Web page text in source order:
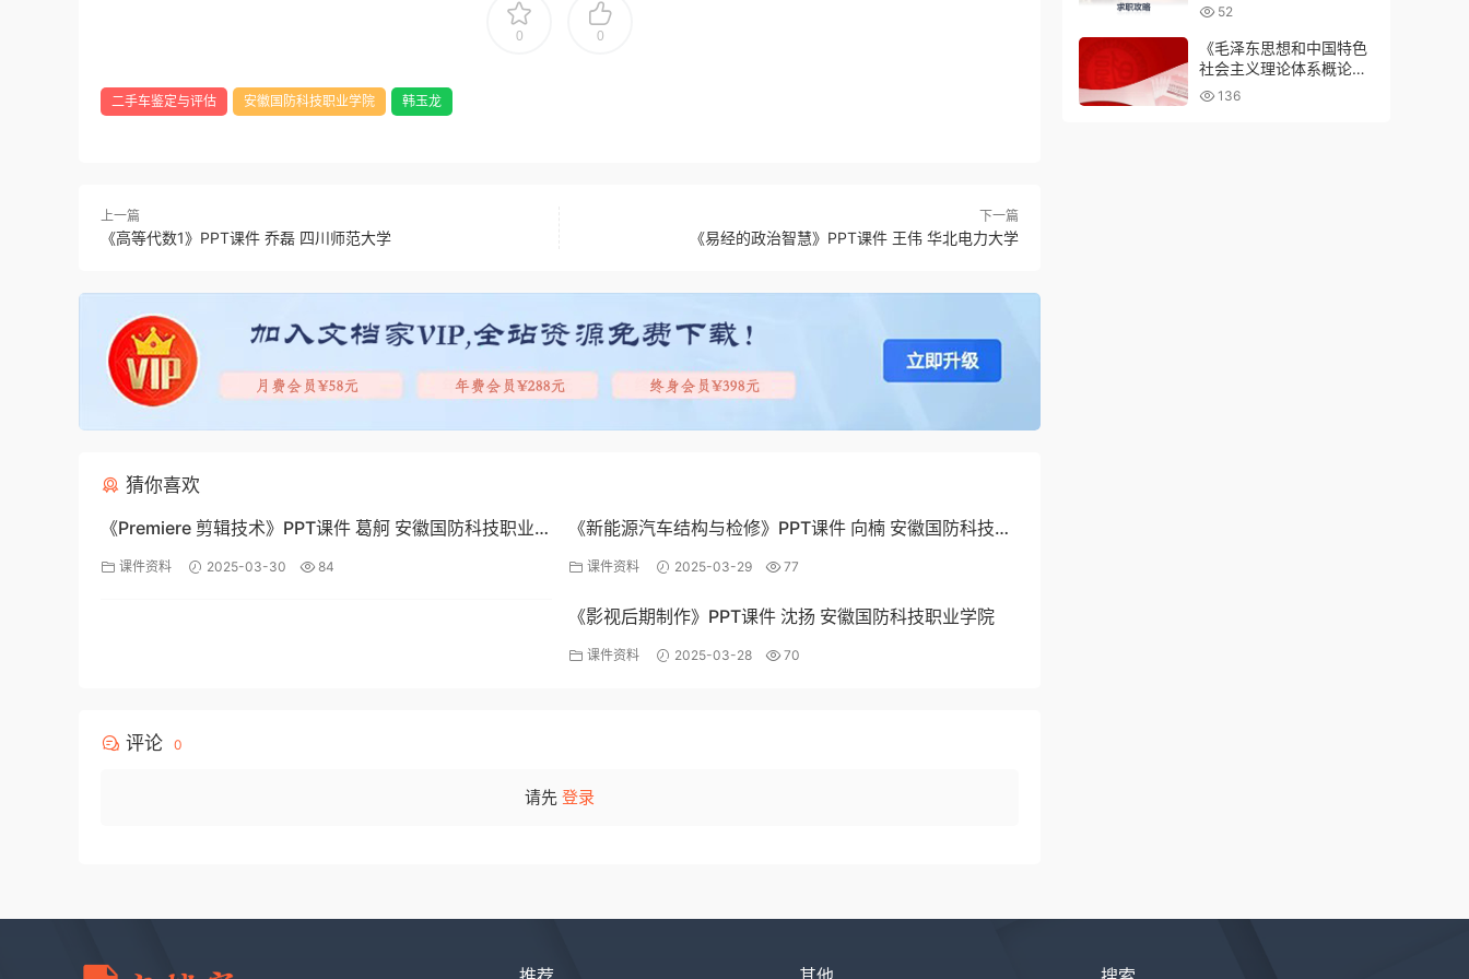
0 0
二手车鉴定与评估 安徽国防科技职业学院 韩玉龙
上一篇
《高等代数1》PPT课件 乔磊 四川师范大学
下一篇
《易经的政治智慧》PPT课件 王伟 华北电力大学
猜你喜欢
《Premiere 剪辑技术》PPT课件 葛舸 安徽国防科技职业
学院课件资料 2025-03-30 84
《新能源汽车结构与检修》PPT课件 向楠 安徽国防科技职
业学院
课件资料 2025-03-29 77
《影视后期制作》PPT课件 沈扬 安徽国防科技职业学院
课件资料 2025-03-28 70
评论 0
请先 登录
52
《毛泽东思想和中国特色
社会主义理论体系概论》
PPT课件 顾钰民 复旦大
136